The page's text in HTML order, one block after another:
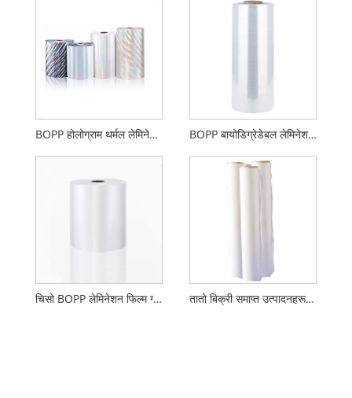
BOPP होलोग्राम थर्मल लेमिनेशन फिल्म BOPP बायोडिग्रेडेबल लेमिनेशन फिल्म ग्लोस वा म्याट
चिसो BOPP लेमिनेशन फिल्म ग्लोस वा म्याट तातो बिक्री समाप्त उत्पादनहरूको प्लास्टिक प्रदूषण छैन वातावरणीय रूपमा पिल फिल्म